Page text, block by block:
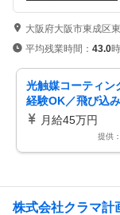
大阪府大阪市東成区
平均残業時間： 43.0
光触媒コーティン
経験OK／飛び込
業へ／年収1000万
月給45万円
提供
株式会社クラマ計